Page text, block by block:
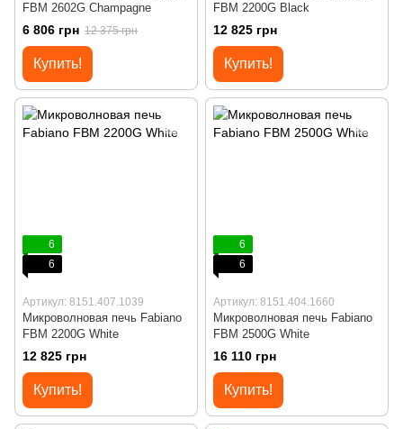
FBM 2602G Champagne
6 806 грн 12 375 грн
Купить!
FBM 2200G Black
12 825 грн
Купить!
6
6
Артикул: 8151.407.1039
Микроволновая печь Fabiano
FBM 2200G White
12 825 грн
Купить!
6
6
Артикул: 8151.404.1660
Микроволновая печь Fabiano
FBM 2500G White
16 110 грн
Купить!